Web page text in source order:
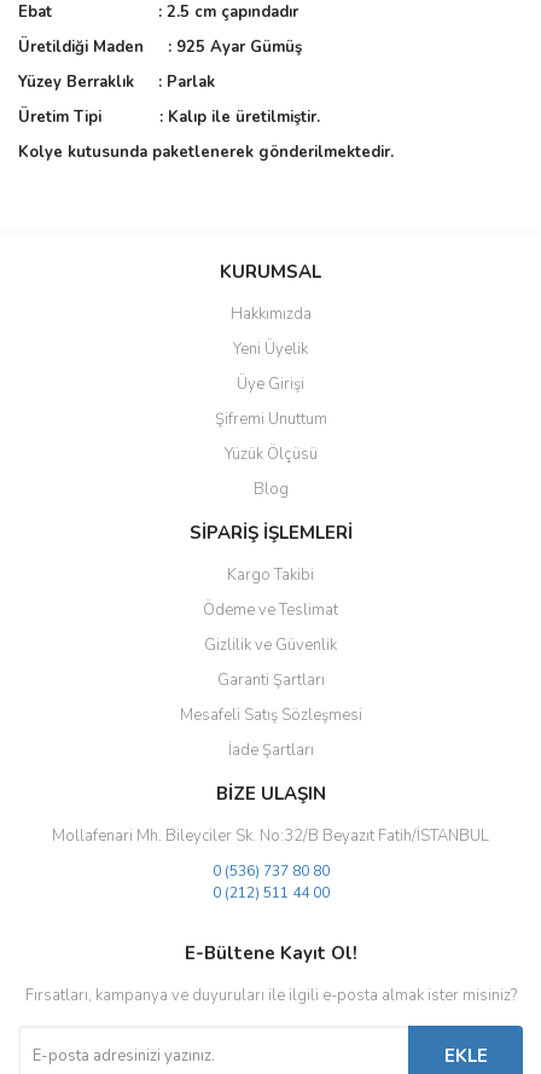
Ebat : 2.5 cm çapındadır
Üretildiği Maden : 925 Ayar Gümüş
Yüzey Berraklık : Parlak
Üretim Tipi : Kalıp ile üretilmiştir.
Kolye kutusunda paketlenerek gönderilmektedir.
Bu ürüne ilk yorumu siz yapın!
Yorum Yaz
Ürün resmi kalitesiz, bozuk veya görüntülenemiyor.
Ürün açıklamasında eksik bilgiler bulunuyor.
Ürün bilgilerinde hatalar bulunuyor.
Ürün fiyatı diğer sitelerden daha pahalı.
Bu ürüne benzer farklı alternatifler olmalı.
Gönder
KURUMSAL
Hakkımızda
Yeni Üyelik
Üye Girişi
Şifremi Unuttum
Yüzük Ölçüsü
Blog
SİPARİŞ İŞLEMLERİ
Kargo Takibi
Ödeme ve Teslimat
Gizlilik ve Güvenlik
Garanti Şartları
Mesafeli Satış Sözleşmesi
İade Şartları
BİZE ULAŞIN
Mollafenari Mh. Bileyciler Sk. No:32/B Beyazıt Fatih/İSTANBUL
0 (536) 737 80 80
0 (212) 511 44 00
E-Bültene Kayıt Ol!
Fırsatları, kampanya ve duyuruları ile ilgili e-posta almak ister misiniz?
EKLE